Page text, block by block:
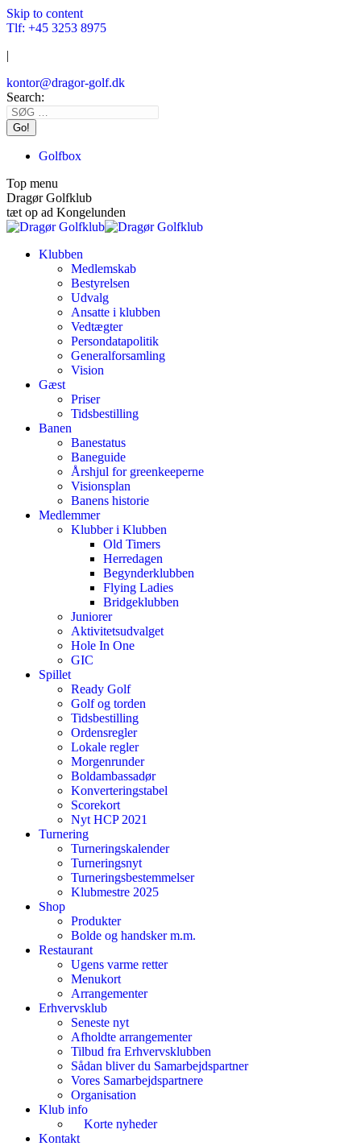
Skip to content
Tlf: +45 3253 8975
|
kontor@dragor-golf.dk
Search:
Golfbox
Top menu
Dragør Golfklub
tæt op ad Kongelunden
Klubben
Medlemskab
Bestyrelsen
Udvalg
Ansatte i klubben
Vedtægter
Persondatapolitik
Generalforsamling
Vision
Gæst
Priser
Tidsbestilling
Banen
Banestatus
Baneguide
Årshjul for greenkeeperne
Visionsplan
Banens historie
Medlemmer
Klubber i Klubben
Old Timers
Herredagen
Begynderklubben
Flying Ladies
Bridgeklubben
Juniorer
Aktivitetsudvalget
Hole In One
GIC
Spillet
Ready Golf
Golf og torden
Tidsbestilling
Ordensregler
Lokale regler
Morgenrunder
Boldambassadør
Konverteringstabel
Scorekort
Nyt HCP 2021
Turnering
Turneringskalender
Turneringsnyt
Turneringsbestemmelser
Klubmestre 2025
Shop
Produkter
Bolde og handsker m.m.
Restaurant
Ugens varme retter
Menukort
Arrangementer
Erhvervsklub
Seneste nyt
Afholdte arrangementer
Tilbud fra Erhvervsklubben
Sådan bliver du Samarbejdspartner
Vores Samarbejdspartnere
Organisation
Klub info
Korte nyheder
Kontakt